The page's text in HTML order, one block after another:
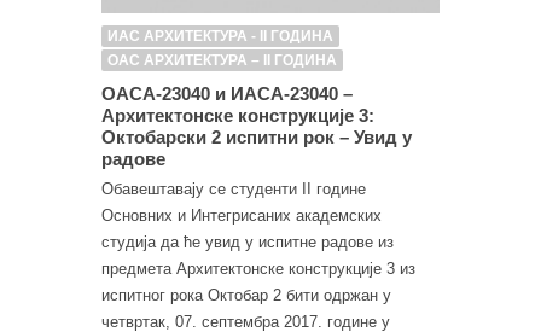
ИАС АРХИТЕКТУРА - II ГОДИНА
ОАС АРХИТЕКТУРА – II ГОДИНА
ОАСА-23040 и ИАСА-23040 –
Архитектонске конструкције 3:
Октобарски 2 испитни рок – Увид у
радове
Обавештавају се студенти II године
Основних и Интегрисаних академских
студија да ће увид у испитне радове из
предмета Архитектонске конструкције 3 из
испитног рока Октобар 2 бити одржан у
четвртак, 07. септембра 2017. године у